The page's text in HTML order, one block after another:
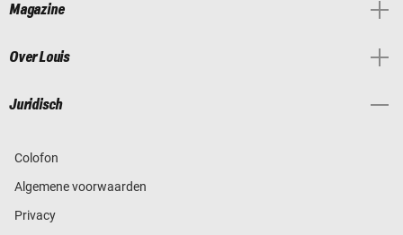
Magazine
Over Louis
Juridisch
Colofon
Algemene voorwaarden
Privacy